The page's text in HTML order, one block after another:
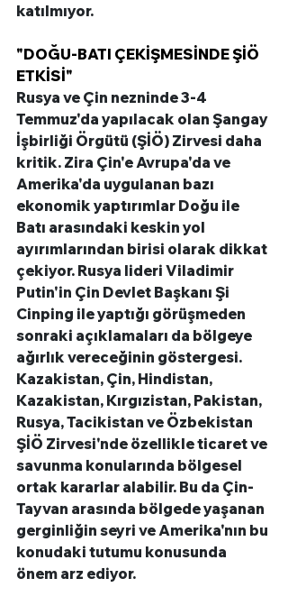
katılmıyor.
"DOĞU-BATI ÇEKİŞMESİNDE ŞİÖ
ETKİSİ"
Rusya ve Çin nezninde 3-4
Temmuz'da yapılacak olan Şangay
İşbirliği Örgütü (ŞİÖ) Zirvesi daha
kritik. Zira Çin'e Avrupa'da ve
Amerika'da uygulanan bazı
ekonomik yaptırımlar Doğu ile
Batı arasındaki keskin yol
ayırımlarından birisi olarak dikkat
çekiyor. Rusya lideri Viladimir
Putin'in Çin Devlet Başkanı Şi
Cinping ile yaptığı görüşmeden
sonraki açıklamaları da bölgeye
ağırlık vereceğinin göstergesi.
Kazakistan, Çin, Hindistan,
Kazakistan, Kırgızistan, Pakistan,
Rusya, Tacikistan ve Özbekistan
ŞİÖ Zirvesi'nde özellikle ticaret ve
savunma konularında bölgesel
ortak kararlar alabilir. Bu da Çin-
Tayvan arasında bölgede yaşanan
gerginliğin seyri ve Amerika'nın bu
konudaki tutumu konusunda
önem arz ediyor.